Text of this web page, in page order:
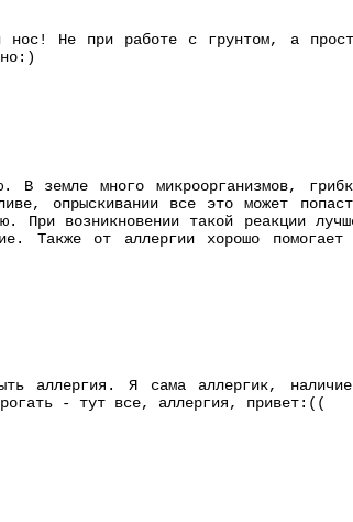
и нос! Не при работе с грунтом, а
земле много микроорганизмов,
опрыскивании все это может
При возникновении такой реакции
Также от аллергии хорошо
аллергия. Я сама аллергик,
- тут все, аллергия, привет:((